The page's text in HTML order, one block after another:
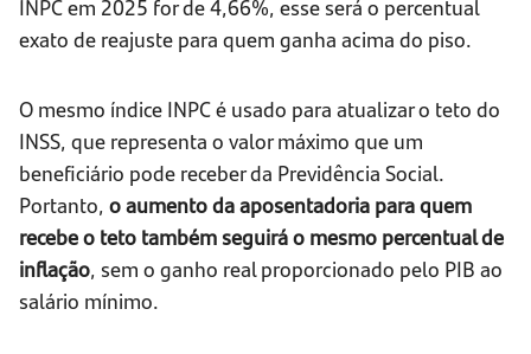
INPC em 2025 for de 4,66%, esse será o percentual
exato de reajuste para quem ganha acima do piso.
O mesmo índice INPC é usado para atualizar o teto do
INSS, que representa o valor máximo que um
beneficiário pode receber da Previdência Social.
Portanto, o aumento da aposentadoria para quem
recebe o teto também seguirá o mesmo percentual de
inflação, sem o ganho real proporcionado pelo PIB ao
salário mínimo.